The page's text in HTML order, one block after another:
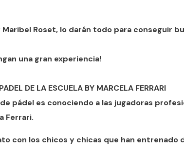
Roset, lo darán todo para conseguir
una gran experiencia!
DE LA ESCUELA BY MARCELA FERRARI
pádel es conociendo a las jugadoras
Ferrari.
con los chicos y chicas que han entrenado